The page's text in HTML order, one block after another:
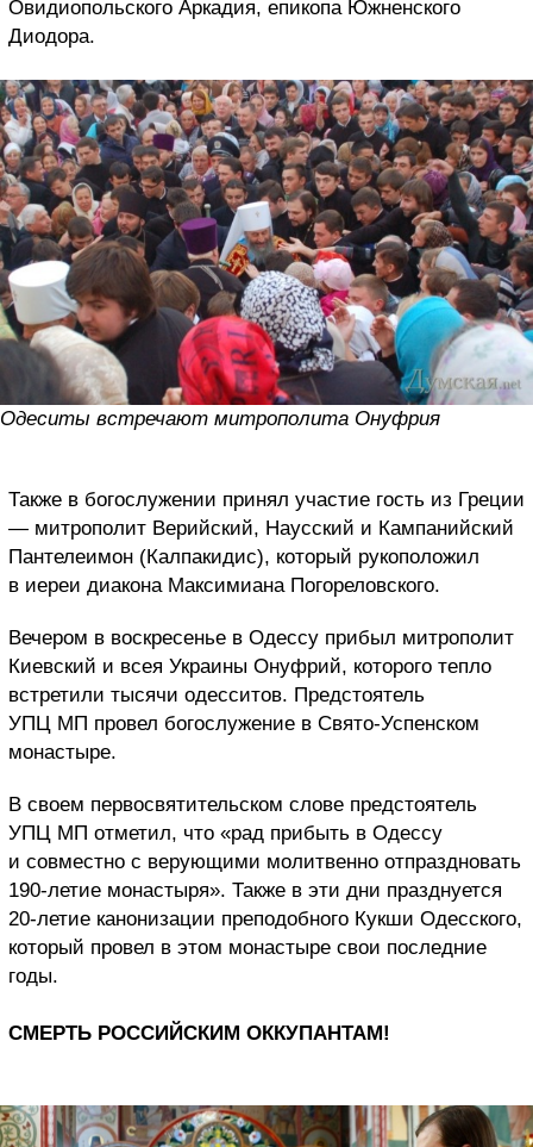
Овидиопольского Аркадия, епикопа Южненского
Диодора.
Одеситы встречают митрополита Онуфрия
Также в богослужении принял участие гость из Греции
— митрополит Верийский, Наусский и Кампанийский
Пантелеимон (Калпакидис), который рукоположил
в иереи диакона Максимиана Погореловского.
Вечером в воскресенье в Одессу прибыл митрополит
Киевский и всея Украины Онуфрий, которого тепло
встретили тысячи одесситов. Предстоятель
УПЦ МП провел богослужение в Свято-Успенском
монастыре.
В своем первосвятительском слове предстоятель
УПЦ МП отметил, что «рад прибыть в Одессу
и совместно с верующими молитвенно отпраздновать
190-летие монастыря». Также в эти дни празднуется
20-летие канонизации преподобного Кукши Одесского,
который провел в этом монастыре свои последние
годы.
СМЕРТЬ РОССИЙСКИМ ОККУПАНТАМ!